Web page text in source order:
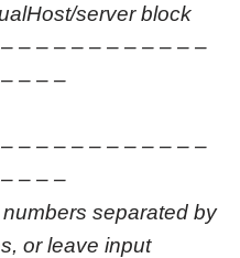
server block
– – – – – – – – – – –
– – –
– – – – – – – – – – –
– – –
separated by
or leave input